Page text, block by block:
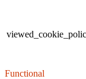
Functional